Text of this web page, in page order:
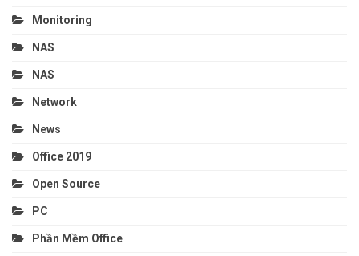
Monitoring
NAS
NAS
Network
News
Office 2019
Open Source
PC
Phần Mềm Office